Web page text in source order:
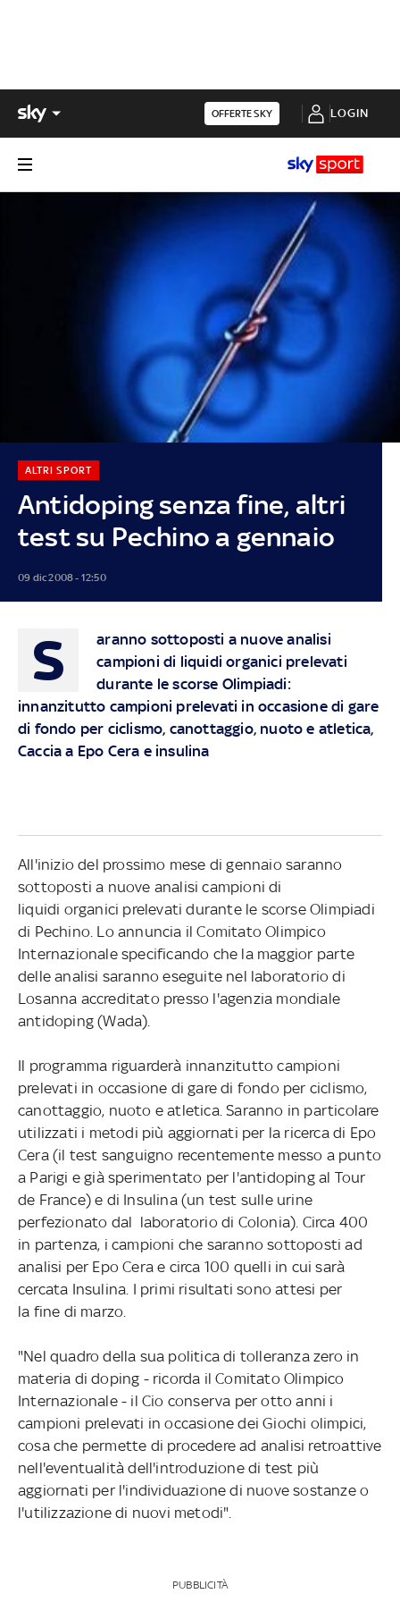
OFFERTE SKY LOGIN
Antidoping senza fine, altri
test su Pechino a gennaio
ALTRI SPORT
09 dic 2008 - 12:50
S
aranno sottoposti a nuove analisi
campioni di liquidi organici prelevati
durante le scorse Olimpiadi:
innanzitutto campioni prelevati in occasione di gare
di fondo per ciclismo, canottaggio, nuoto e atletica,
Caccia a Epo Cera e insulina
All'inizio del prossimo mese di gennaio saranno
sottoposti a nuove analisi campioni di
liquidi organici prelevati durante le scorse Olimpiadi
di Pechino. Lo annuncia il Comitato Olimpico
Internazionale specificando che la maggior parte
delle analisi saranno eseguite nel laboratorio di
Losanna accreditato presso l'agenzia mondiale
antidoping (Wada).
Il programma riguarderà innanzitutto campioni
prelevati in occasione di gare di fondo per ciclismo,
canottaggio, nuoto e atletica. Saranno in particolare
utilizzati i metodi più aggiornati per la ricerca di Epo
Cera (il test sanguigno recentemente messo a punto
a Parigi e già sperimentato per l'antidoping al Tour
de France) e di Insulina (un test sulle urine
perfezionato dal laboratorio di Colonia). Circa 400
in partenza, i campioni che saranno sottoposti ad
analisi per Epo Cera e circa 100 quelli in cui sarà
cercata Insulina. I primi risultati sono attesi per
la fine di marzo.
"Nel quadro della sua politica di tolleranza zero in
materia di doping - ricorda il Comitato Olimpico
Internazionale - il Cio conserva per otto anni i
campioni prelevati in occasione dei Giochi olimpici,
cosa che permette di procedere ad analisi retroattive
nell'eventualità dell'introduzione di test più
aggiornati per l'individuazione di nuove sostanze o
l'utilizzazione di nuovi metodi".
PUBBLICITÀ